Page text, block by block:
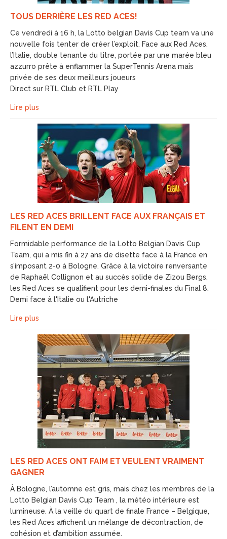
TOUS DERRIÈRE LES RED ACES!
Ce vendredi à 16 h, la Lotto belgian Davis Cup team va une
nouvelle fois tenter de créer l’exploit. Face aux Red Aces,
l’Italie, double tenante du titre, portée par une marée bleu
azzurro prête à enflammer la SuperTennis Arena mais
privée de ses deux meilleurs joueurs
Direct sur RTL Club et RTL Play
Lire plus
LES RED ACES BRILLENT FACE AUX FRANÇAIS ET
FILENT EN DEMI
Formidable performance de la Lotto Belgian Davis Cup
Team, qui a mis fin à 27 ans de disette face à la France en
s’imposant 2-0 à Bologne. Grâce à la victoire renversante
de Raphaël Collignon et au succès solide de Zizou Bergs,
les Red Aces se qualifient pour les demi-finales du Final 8.
Demi face à l'Italie ou l'Autriche
Lire plus
LES RED ACES ONT FAIM ET VEULENT VRAIMENT
GAGNER
À Bologne, l’automne est gris, mais chez les membres de la
Lotto Belgian Davis Cup Team , la météo intérieure est
lumineuse. À la veille du quart de finale France – Belgique,
les Red Aces affichent un mélange de décontraction, de
cohésion et d’ambition assumée.